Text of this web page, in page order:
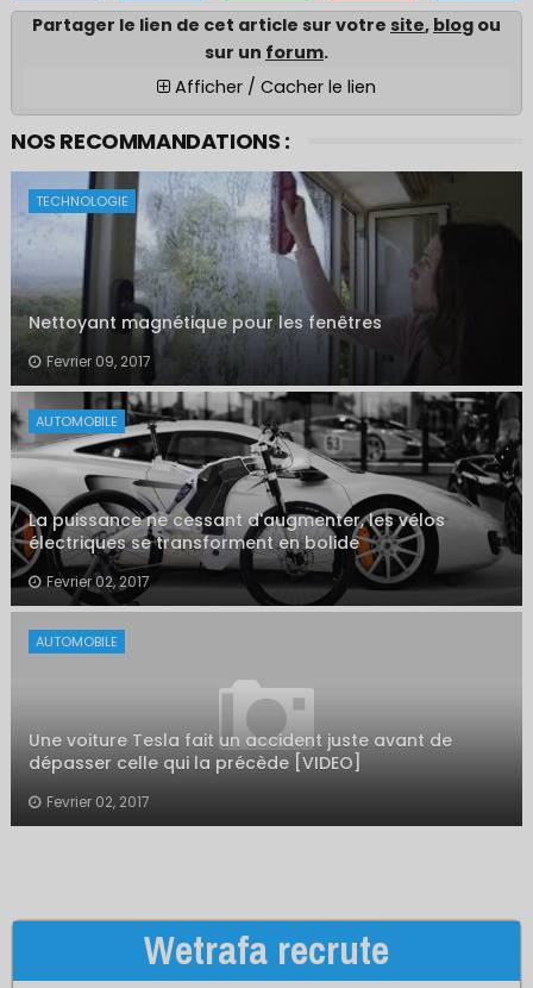
Partager le lien de cet article sur votre site, blog ou
sur un forum.
Afficher / Cacher le lien
NOS RECOMMANDATIONS :
TECHNOLOGIE
Nettoyant magnétique pour les fenêtres
Fevrier 09, 2017
AUTOMOBILE
La puissance ne cessant d'augmenter, les vélos
électriques se transforment en bolide
Fevrier 02, 2017
AUTOMOBILE
Une voiture Tesla fait un accident juste avant de
dépasser celle qui la précède [VIDEO]
Fevrier 02, 2017
Wetrafa recrute